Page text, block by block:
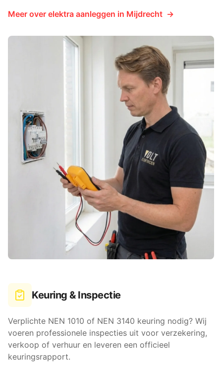
Meer over elektra aanleggen in Mijdrecht →
Keuring & Inspectie
Verplichte NEN 1010 of NEN 3140 keuring nodig? Wij
voeren professionele inspecties uit voor verzekering,
verkoop of verhuur en leveren een officieel
keuringsrapport.